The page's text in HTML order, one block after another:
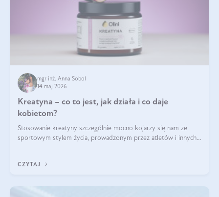
mgr inż. Anna Sobol
14 maj 2026
Kreatyna – co to jest, jak działa i co daje
kobietom?
Stosowanie kreatyny szczególnie mocno kojarzy się nam ze
sportowym stylem życia, prowadzonym przez atletów i innych
zwiększa masę
CZYTAJ